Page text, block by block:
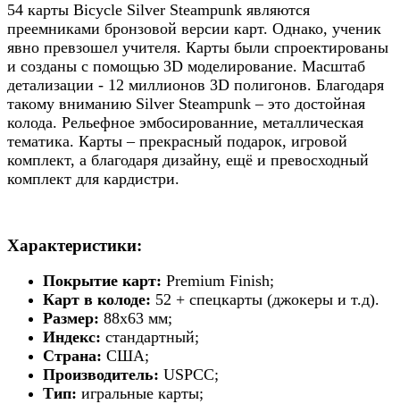
54 карты Bicycle Silver Steampunk являются
преемниками бронзовой версии карт. Однако, ученик
явно превзошел учителя. Карты были спроектированы
и созданы с помощью 3D моделирование. Масштаб
детализации - 12 миллионов 3D полигонов. Благодаря
такому вниманию Silver Steampunk – это достойная
колода. Рельефное эмбосированние, металлическая
тематика. Карты – прекрасный подарок, игровой
комплект, а благодаря дизайну, ещё и превосходный
комплект для кардистри.
Характеристики:
Покрытие карт: Premium Finish;
Карт в колоде: 52 + спецкарты (джокеры и т.д).
Размер: 88х63 мм;
Индекс: стандартный;
Страна: США;
Производитель: USPCC;
Тип: игральные карты;